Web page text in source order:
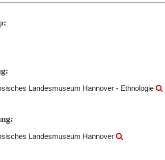
Landesmuseum Hannover - Ethnologie
Landesmuseum Hannover